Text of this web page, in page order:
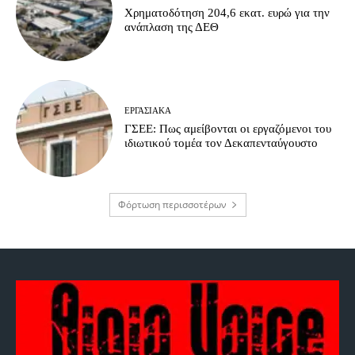
Χρηματοδότηση 204,6 εκατ. ευρώ για την
ανάπλαση της ΔΕΘ
ΕΡΓΑΣΙΑΚΆ
ΓΣΕΕ: Πως αμείβονται οι εργαζόμενοι του
ιδιωτικού τομέα τον Δεκαπενταύγουστο
Φόρτωση περισσοτέρων